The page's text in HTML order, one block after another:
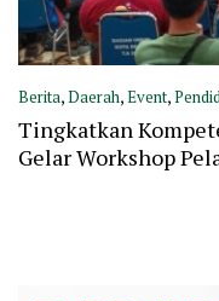
Berita,Daerah,Event,
Tingkatkan
Gelar Workshop